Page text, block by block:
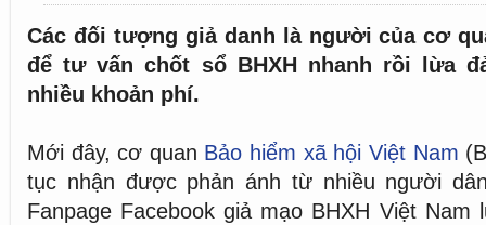
Các đối tượng giả danh là người của cơ
để tư vấn chốt sổ BHXH nhanh rồi lừa
nhiều khoản phí.
Mới đây, cơ quan Bảo hiểm xã hội Việt Nam
tục nhận được phản ánh từ nhiều người
Fanpage Facebook giả mạo BHXH Việt Nam